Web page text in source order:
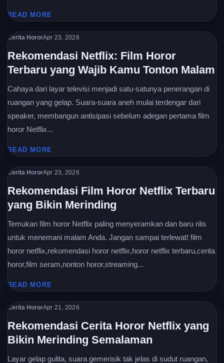
READ MORE
Cerita HororApr 23, 2026
Rekomendasi Netflix: Film Horor
Terbaru yang Wajib Kamu Tonton Malam
Cahaya dari layar televisi menjadi satu-satunya penerangan di
ruangan yang gelap. Suara-suara aneh mulai terdengar dari
speaker, membangun antisipasi sebelum adegan pertama film
horor Netflix...
READ MORE
Cerita HororApr 23, 2026
Rekomendasi Film Horor Netflix Terbaru
yang Bikin Merinding
Temukan film horor Netflix paling menyeramkan dan baru rilis
untuk menemani malam Anda. Jangan sampai terlewat! film
horor netflix,rekomendasi horor netflix,horor netflix terbaru,cerita
horor,film seram,nonton horor,streaming...
READ MORE
Cerita HororApr 21, 2026
Rekomendasi Cerita Horor Netflix yang
Bikin Merinding Semalaman
Layar gelap gulita, suara gemerisik tak jelas di sudut ruangan,